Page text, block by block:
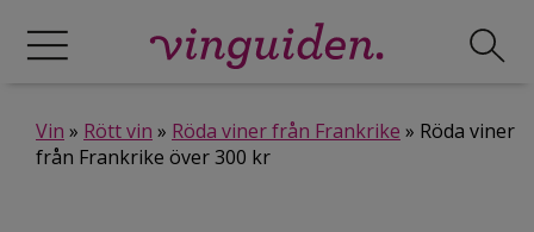
Vin » Rött vin » Röda viner från Frankrike » Röda viner
från Frankrike över 300 kr